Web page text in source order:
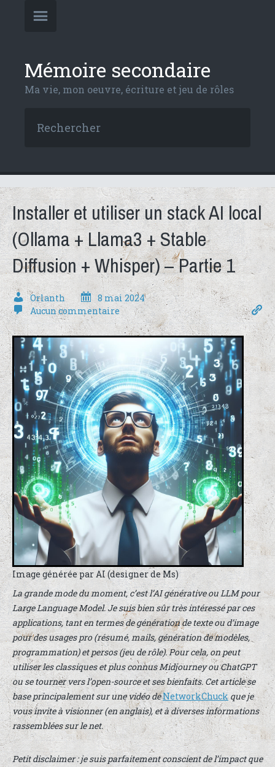
Mémoire secondaire
Ma vie, mon oeuvre, écriture et jeu de rôles
Installer et utiliser un stack AI local
(Ollama + Llama3 + Stable
Diffusion + Whisper) – Partie 1
Orlanth
8 mai 2024
Aucun commentaire
Image générée par AI (designer de Ms)
La grande mode du moment, c’est l’AI générative ou LLM pour
Large Language Model. Je suis bien sûr très intéressé par ces
applications, tant en termes de génération de texte ou d’image
pour des usages pro (résumé, mails, génération de modèles,
programmation) et persos (jeu de rôle). Pour cela, on peut
utiliser les classiques et plus connus Midjourney ou ChatGPT
ou se tourner vers l’open-source et ses bienfaits. Cet article se
base principalement sur une vidéo deNetworkChuckque je
vous invite à visionner (en anglais), et à diverses informations
rassemblées sur le net.
Petit disclaimer : je suis parfaitement conscient de l’impact que